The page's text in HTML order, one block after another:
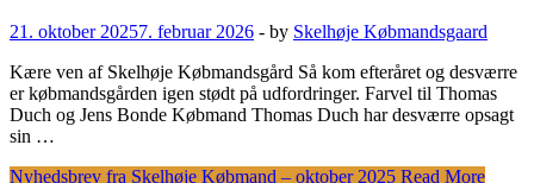
21. oktober 20257. februar 2026 - by Skelhøje Købmandsgaard
Kære ven af Skelhøje Købmandsgård Så kom efteråret og desværre
er købmandsgården igen stødt på udfordringer. Farvel til Thomas
Duch og Jens Bonde Købmand Thomas Duch har desværre opsagt
sin …
Nyhedsbrev fra Skelhøje Købmand – oktober 2025 Read More